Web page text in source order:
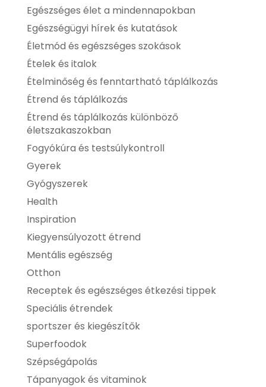
Egészséges élet a mindennapokban
Egészségügyi hírek és kutatások
Életmód és egészséges szokások
Ételek és italok
Ételminőség és fenntartható táplálkozás
Étrend és táplálkozás
Étrend és táplálkozás különböző
életszakaszokban
Fogyókúra és testsúlykontroll
Gyerek
Gyógyszerek
Health
Inspiration
Kiegyensúlyozott étrend
Mentális egészség
Otthon
Receptek és egészséges étkezési tippek
Speciális étrendek
sportszer és kiegészítők
Superfoodok
Szépségápolás
Tápanyagok és vitaminok